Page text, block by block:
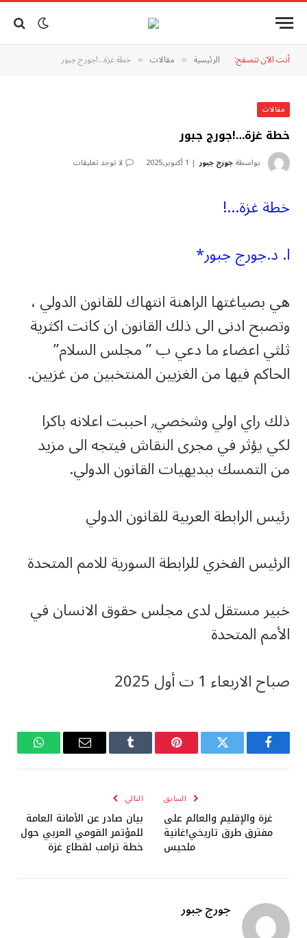
أنت الآن تتصفح: الرئيسية » مقالات » خطة غزة…!جورج جبور
مقالات
خطة غزة…!جورج جبور
بواسطةجورج جبور 1 أكتوبر,2025 لا توجد تعليقات
خطة غزة…!
ا. د.جورج جبور*
هي بصياغتها الراهنة انتهاك للقانون الدولي ،
وتصبح ادنى الى ذلك القانون ان كانت اكثرية
ثلثي اعضاء ما دعي ب ” مجلس السلام”
الحاكم فيها من الغزيين المنتخبين من غزيين.
ذلك راي اولي وشخصي٫ احببت اعلانه باكرا
لكي يؤثر في مجرى النقاش فيتجه الى مزيد
من التمسك ببديهيات القانون الدولي.
رئيس الرابطة العربية للقانون الدولي
الرئيس الفخري للرابطة السورية للامم المتحدة
خبير مستقل لدى مجلس حقوق الانسان في
الأمم المتحدة
صباح الاربعاء 1 ت أول 2025
فيسبوك تويتر بينتيريستTumblr
البريد
واتساب
السابق
غزة والإقليم والعالم على
مفترق طرق تاريخي!غانية
ملحيس
التالي
بيان صادر عن الأمانة العامة
للمؤتمر القومي العربي حول
خطة ترامب لقطاع غزة
جورج جبور